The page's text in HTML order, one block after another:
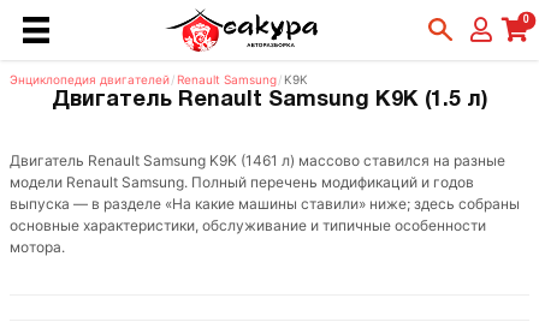
0
Энциклопедия двигателей/ Renault Samsung/ K9K
Двигатель Renault Samsung K9K (1.5 л)
Двигатель Renault Samsung K9K (1461 л) массово ставился на разные
модели Renault Samsung. Полный перечень модификаций и годов
выпуска — в разделе «На какие машины ставили» ниже; здесь собраны
основные характеристики, обслуживание и типичные особенности
мотора.